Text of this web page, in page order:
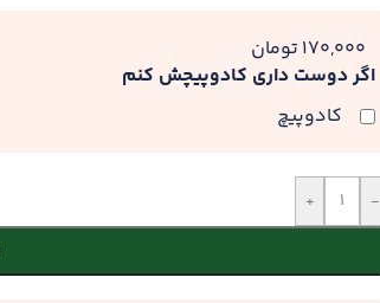
اگر دوست داری کادوپیچش کنم
کادوپیچ
170,000 تومان
-
+